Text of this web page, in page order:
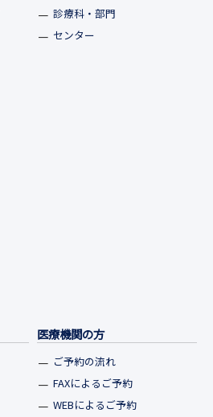
診療科・部門
センター
医療機関の方
ご予約の流れ
FAXによるご予約
WEBによるご予約